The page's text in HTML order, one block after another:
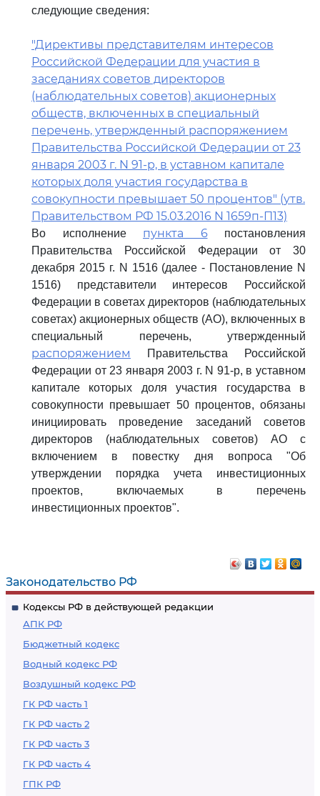
Законодательство РФ
Кодексы РФ в действующей редакции
АПК РФ
Бюджетный кодекс
Водный кодекс РФ
Воздушный кодекс РФ
ГК РФ часть 1
ГК РФ часть 2
ГК РФ часть 3
ГК РФ часть 4
ГПК РФ
следующие сведения:
"Директивы представителям интересов
Российской Федерации для участия в
заседаниях советов директоров
(наблюдательных советов) акционерных
обществ, включенных в специальный
перечень, утвержденный распоряжением
Правительства Российской Федерации от 23
января 2003 г. N 91-р, в уставном капитале
которых доля участия государства в
совокупности превышает 50 процентов" (утв.
Правительством РФ 15.03.2016 N 1659п-П13)
Во исполнение пункта 6постановления
Правительства Российской Федерации от 30
декабря 2015 г. N 1516 (далее - Постановление N
1516) представители интересов Российской
Федерации в советах директоров (наблюдательных
советах) акционерных обществ (АО), включенных в
специальный перечень, утвержденный
распоряжением
Правительства Российской
Федерации от 23 января 2003 г. N 91-р, в уставном
капитале которых доля участия государства в
совокупности превышает 50 процентов, обязаны
инициировать проведение заседаний советов
директоров (наблюдательных советов) АО с
включением в повестку дня вопроса "Об
утверждении порядка учета инвестиционных
проектов, включаемых в перечень
инвестиционных проектов".